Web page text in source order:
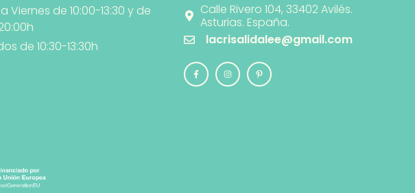
Viernes de 10:00-13:30 y de
de 10:30-13:30h
Calle Rivero 104, 33402 Avilés.
Asturias. España.
lacrisalidalee@gmail.com